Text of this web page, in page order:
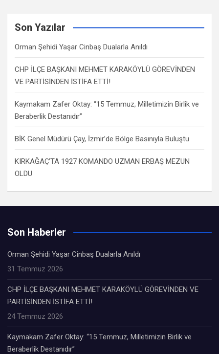
Son Yazılar
Orman Şehidi Yaşar Cinbaş Dualarla Anıldı
CHP İLÇE BAŞKANI MEHMET KARAKÖYLÜ GÖREVİNDEN
VE PARTİSİNDEN İSTİFA ETTİ!
Kaymakam Zafer Oktay: “15 Temmuz, Milletimizin Birlik ve
Beraberlik Destanıdır”
BİK Genel Müdürü Çay, İzmir’de Bölge Basınıyla Buluştu
KIRKAĞAÇ’TA 1927 KOMANDO UZMAN ERBAŞ MEZUN
OLDU
Son Haberler
Orman Şehidi Yaşar Cinbaş Dualarla Anıldı
31 Temmuz 2026
CHP İLÇE BAŞKANI MEHMET KARAKÖYLÜ GÖREVİNDEN VE
PARTİSİNDEN İSTİFA ETTİ!
24 Temmuz 2026
Kaymakam Zafer Oktay: “15 Temmuz, Milletimizin Birlik ve
Beraberlik Destanıdır”